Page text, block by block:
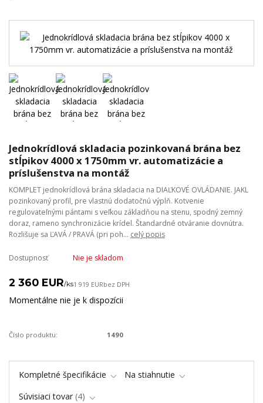
Jednokrídlová skladacia pozinkovaná brána bez
stĺpikov 4000 x 1750mm vr. automatizácie a
príslušenstva na montáž
KOMPLET jednokrídlová brána skladacia na DIAĽKOVÉ OVLÁDANIE. JAKL
pozinkovaný profil, pre vlastnú dodatočnú výplň. Kotvenie
regulovateľnými pántami s veľkou základňou na stenu, spodný zemný
doraz, rameno synchronizácie krídel. Štandardné otváranie dovnútra.
Rozlišuje sa ĽAVÁ / PRAVÁ (pri poh... celý popis
Dostupnosť Nie je skladom
2 360 EUR/ks1 919 EURbez DPH
Momentálne nie je k dispozícii
Číslo produktu: 1490
Kompletné špecifikácie
Na stiahnutie
Súvisiaci tovar 4